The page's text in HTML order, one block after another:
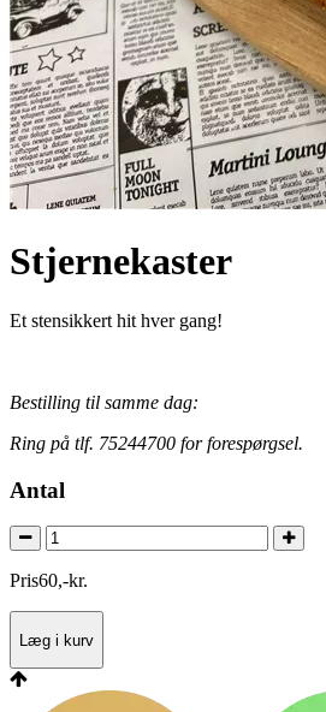
Stjernekaster
Et stensikkert hit hver gang!
Bestilling til samme dag:
Ring på tlf. 75244700 for forespørgsel.
Antal
Pris60,-kr.
Læg i kurv